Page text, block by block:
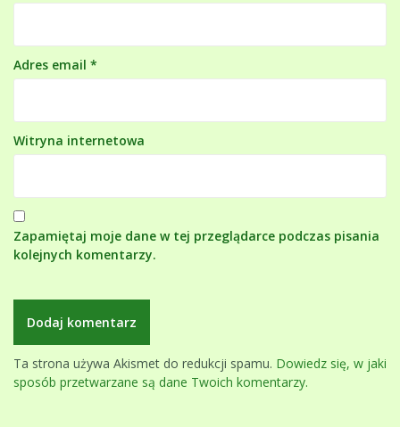
Adres email *
Witryna internetowa
Zapamiętaj moje dane w tej przeglądarce podczas pisania
kolejnych komentarzy.
Ta strona używa Akismet do redukcji spamu. Dowiedz się, w jaki
sposób przetwarzane są dane Twoich komentarzy.